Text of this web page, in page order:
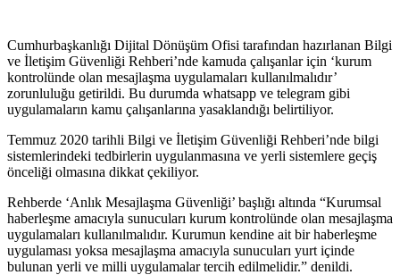
Cumhurbaşkanlığı Dijital Dönüşüm Ofisi tarafından hazırlanan Bilgi
ve İletişim Güvenliği Rehberi’nde kamuda çalışanlar için ‘kurum
kontrolünde olan mesajlaşma uygulamaları kullanılmalıdır’
zorunluluğu getirildi. Bu durumda whatsapp ve telegram gibi
uygulamaların kamu çalışanlarına yasaklandığı belirtiliyor.
Temmuz 2020 tarihli Bilgi ve İletişim Güvenliği Rehberi’nde bilgi
sistemlerindeki tedbirlerin uygulanmasına ve yerli sistemlere geçiş
önceliği olmasına dikkat çekiliyor.
Rehberde ‘Anlık Mesajlaşma Güvenliği’ başlığı altında “Kurumsal
haberleşme amacıyla sunucuları kurum kontrolünde olan mesajlaşma
uygulamaları kullanılmalıdır. Kurumun kendine ait bir haberleşme
uygulaması yoksa mesajlaşma amacıyla sunucuları yurt içinde
bulunan yerli ve milli uygulamalar tercih edilmelidir.” denildi.